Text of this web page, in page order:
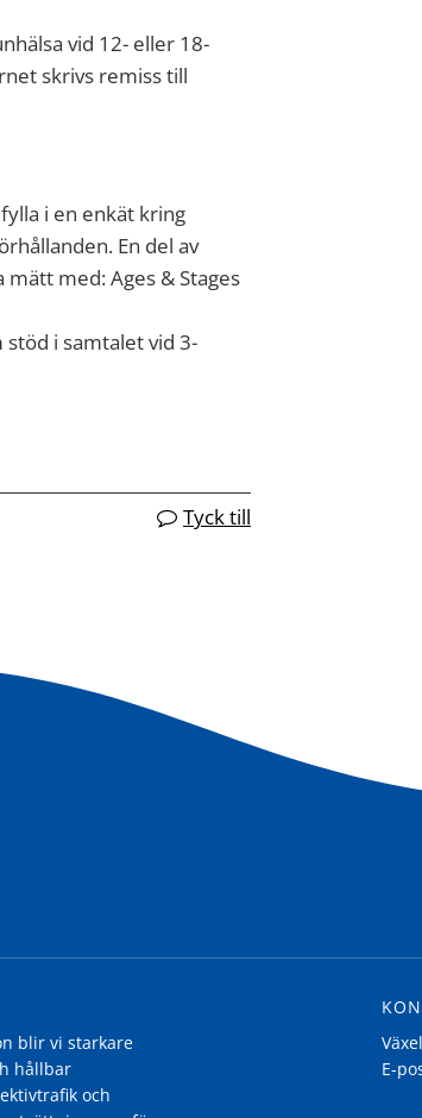
vid 12- eller 18-
skrivs remiss till
i en enkät kring
En del av
med: Ages & Stages
stöd i samtalet vid 3-
Tyck till
blir vi starkare
hållbar
och
Växel
E-